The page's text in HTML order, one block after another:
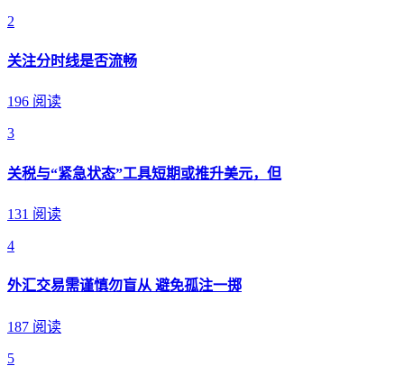
2
关注分时线是否流畅
196 阅读
3
关税与“紧急状态”工具短期或推升美元，但
131 阅读
4
外汇交易需谨慎勿盲从 避免孤注一掷
187 阅读
5